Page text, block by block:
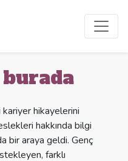
kariyer hikayelerini
hakkında bilgi
bir araya geldi. Genç
farklı